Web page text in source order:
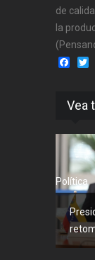
de
la
Vea
Política